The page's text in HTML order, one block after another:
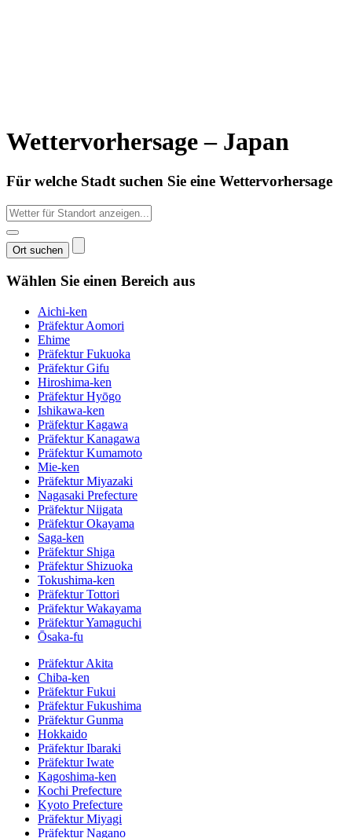
Wettervorhersage – Japan
Für welche Stadt suchen Sie eine Wettervorhersage
Wählen Sie einen Bereich aus
Aichi-ken
Präfektur Aomori
Ehime
Präfektur Fukuoka
Präfektur Gifu
Hiroshima-ken
Präfektur Hyōgo
Ishikawa-ken
Präfektur Kagawa
Präfektur Kanagawa
Präfektur Kumamoto
Mie-ken
Präfektur Miyazaki
Nagasaki Prefecture
Präfektur Niigata
Präfektur Okayama
Saga-ken
Präfektur Shiga
Präfektur Shizuoka
Tokushima-ken
Präfektur Tottori
Präfektur Wakayama
Präfektur Yamaguchi
Ōsaka-fu
Präfektur Akita
Chiba-ken
Präfektur Fukui
Präfektur Fukushima
Präfektur Gunma
Hokkaido
Präfektur Ibaraki
Präfektur Iwate
Kagoshima-ken
Kochi Prefecture
Kyoto Prefecture
Präfektur Miyagi
Präfektur Nagano